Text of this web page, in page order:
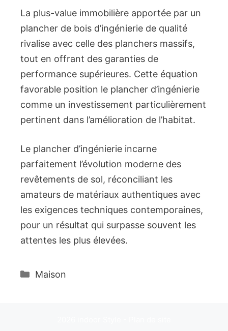
La plus-value immobilière apportée par un
plancher de bois d’ingénierie de qualité
rivalise avec celle des planchers massifs,
tout en offrant des garanties de
performance supérieures. Cette équation
favorable position le plancher d’ingénierie
comme un investissement particulièrement
pertinent dans l’amélioration de l’habitat.
Le plancher d’ingénierie incarne
parfaitement l’évolution moderne des
revêtements de sol, réconciliant les
amateurs de matériaux authentiques avec
les exigences techniques contemporaines,
pour un résultat qui surpasse souvent les
attentes les plus élevées.
Catégories
Maison